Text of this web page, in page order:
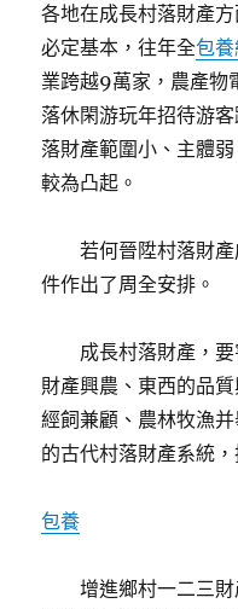
各地在成長村落財產
必定基本，往年全包養
業跨越9萬家，農產物
落休閑游玩年招待游
落財產範圍小、主體
較為凸起。
若何晉陞村落財
件作出了周全安排。
成長村落財產，
財產興農、東西的品
經飼兼顧、農林牧漁
的古代村落財產系統
包養
增進鄉村一二三